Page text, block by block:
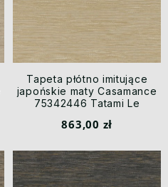
Tapeta płótno imitujące
japońskie maty Casamance
75342446 Tatami Le
863,00 zł